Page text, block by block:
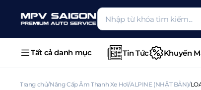
Tất cả danh mục Tin Tức Khuyến
Trang chủ Nâng Cấp Âm Thanh Xe Hơi ALPINE (NHẬT BẢN)